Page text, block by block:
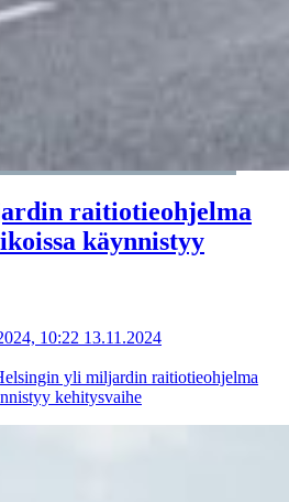
raitiotieohjelma
käynnistyy
10:22 13.11.2024
yli miljardin raitiotieohjelma
kehitysvaihe